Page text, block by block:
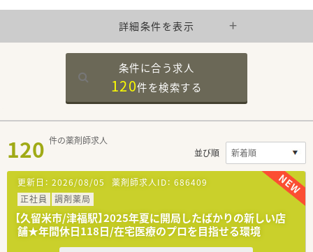
詳細条件を表示
条件に合う求人
120件を検索する
120 件の薬剤師求人
並び順
更新日： 2026/08/05 薬剤師求人ID： 686409
正社員
調剤薬局
【久留米市/津福駅】2025年夏に開局したばかりの新しい店
舗★年間休日118日/在宅医療のプロを目指せる環境